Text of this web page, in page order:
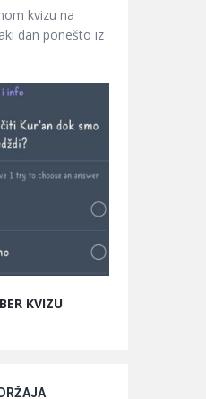
kvizu na
dan ponešto iz
KVIZU